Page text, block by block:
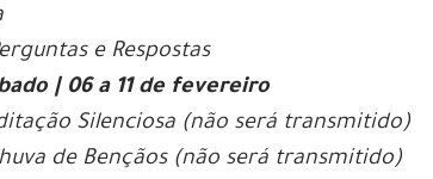
e Respostas
| 06 a 11 de fevereiro
Silenciosa (não será transmitido)
de Bençãos(não será transmitido)